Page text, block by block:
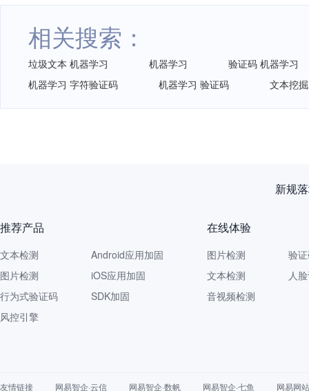
相关搜索：
垃圾文本 机器学习 机器学习
验证码 机器学习
机器学习 字符验证码
机器学习 验证码 文本挖
再获
推荐产品
文本检测
图片检测
行为式验证码
风控引擎
Android应用加固
iOS应用加固
SDK加固
在线体验
图片检测
文本检测
音视频检测
验
人
友情链接 网易智企·云信 网易智企·数帆 网易智企·七鱼 网易网